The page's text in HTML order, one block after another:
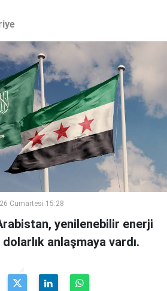
Cumartesi 15:28
yenilenebilir enerji
anlaşmaya vardı.